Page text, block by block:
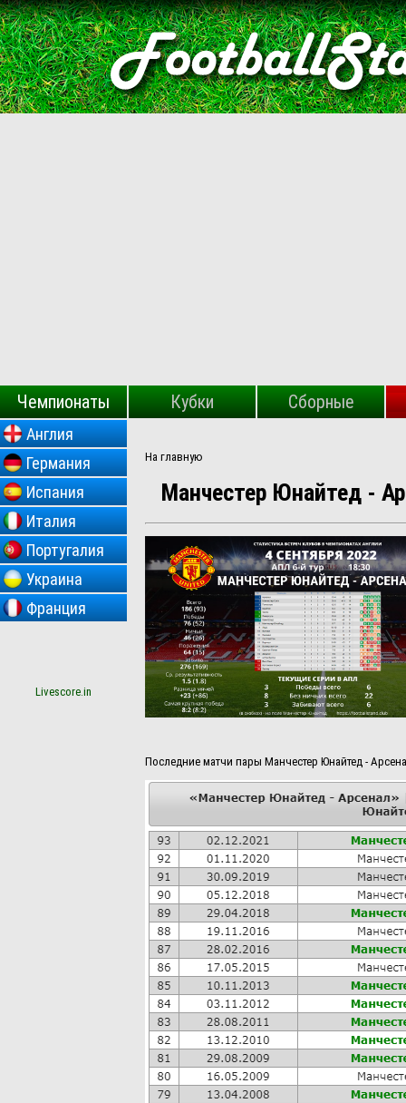
Чемпионаты Кубки Сборные
Англия
Германия
Испания
Италия
Португалия
Украина
Франция
Livescore.in
На главную
Манчестер Юнайтед -
Последние матчи пары Манчестер Юнайтед -